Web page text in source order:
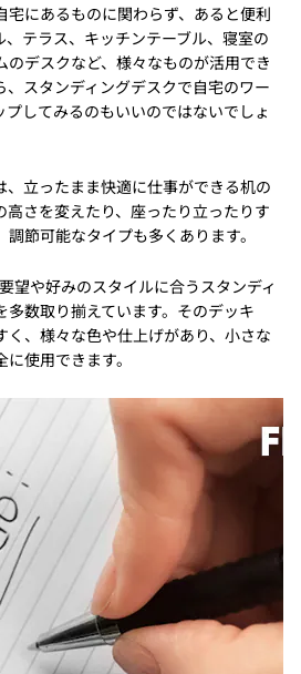
宅にあるものに関わらず、あると便利
テラス、キッチンテーブル、寝室の
デスクなど、様々なものが活用でき
、スタンディングデスクで自宅のワー
してみるのもいいのではないでしょ
、立ったまま快適に仕事ができる机の
高さを変えたり、座ったり立ったりす
節可能なタイプも多くあります。
望や好みのスタイルに合うスタンディ
多数取り揃えています。そのデッキ
く、様々な色や仕上げがあり、小さな
使用できます。